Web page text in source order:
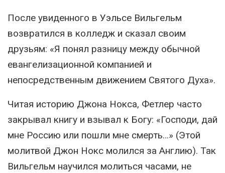
После увиденного в Уэльсе Вильгельм
возвратился в колледж и сказал своим
друзьям: «Я понял разницу между обычной
евангелизационной компанией и
непосредственным движением Святого Духа».
Читая историю Джона Нокса, Фетлер часто
закрывал книгу и взывал к Богу: «Господи, дай
мне Россию или пошли мне смерть…» (Этой
молитвой Джон Нокс молился за Англию). Так
Вильгельм научился молиться часами, не